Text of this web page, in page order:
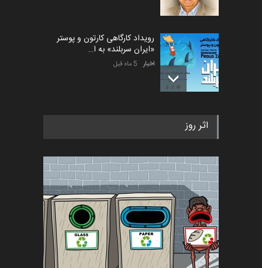
رویداد کارگاهی کارتون و پوستر
«ایران سربلند» به ا…
اخبار 5 ماه قبل
فراخوان رویداد کارگاهی کارتون و
اخبار 6 ماه قبل
تسلیت به همکار | سهراب خیری
اخبار 6 ماه قبل
اثر روز